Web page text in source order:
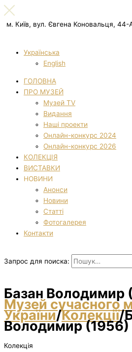
м. Київ, вул. Євгена Коновальця, 44-
Українська
English
ГОЛОВНА
ПРО МУЗЕЙ
Музей TV
Видання
Наші проекти
Онлайн-конкурс 2024
Онлайн-конкурс 2026
КОЛЕКЦІЯ
ВИСТАВКИ
НОВИНИ
Анонси
Новини
Статті
Фотогалерея
Контакти
Запрос для поиска:
Базан Володимир
Музей сучасного
України/Колекції/
Володимир (1956)
Колекція